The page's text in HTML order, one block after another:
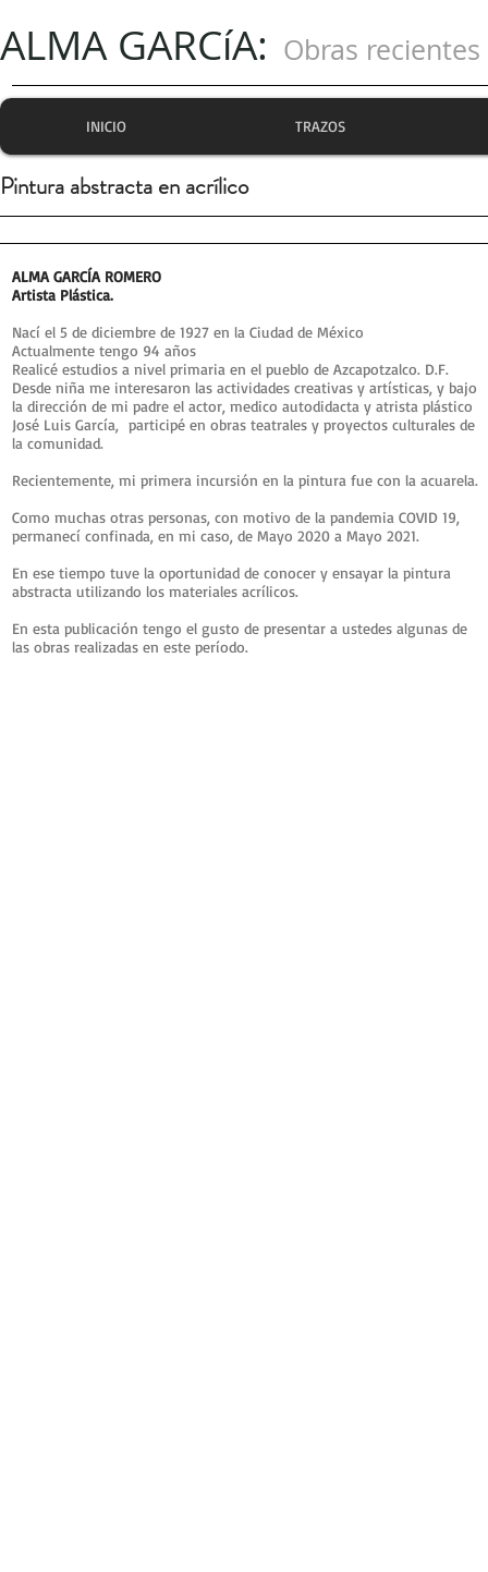
ALMA GARCíA: Obras recientes
INICIO TRAZOS
Pintura abstracta en acrílico
ALMA GARCÍA ROMERO
Artista Plástica.
Nací el 5 de diciembre de 1927 en la Ciudad de México
Actualmente tengo 94 años
Realicé estudios a nivel primaria en el pueblo de Azcapotzalco. D.F.
Desde niña me interesaron las actividades creativas y artísticas, y bajo
la dirección de mi padre el actor, medico autodidacta y atrista plástico
José Luis García, participé en obras teatrales y proyectos culturales de
la comunidad.
Recientemente, mi primera incursión en la pintura fue con la acuarela.
Como muchas otras personas, con motivo de la pandemia COVID 19,
permanecí confinada, en mi caso, de Mayo 2020 a Mayo 2021.
En ese tiempo tuve la oportunidad de conocer y ensayar la pintura
abstracta utilizando los materiales acrílicos.
En esta publicación tengo el gusto de presentar a ustedes algunas de
las obras realizadas en este período.